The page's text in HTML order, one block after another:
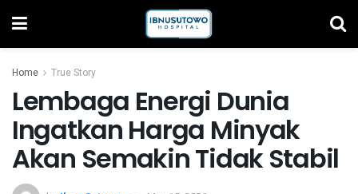
Home True Story
Lembaga Energi Dunia
Ingatkan Harga Minyak
Akan Semakin Tidak Stabil